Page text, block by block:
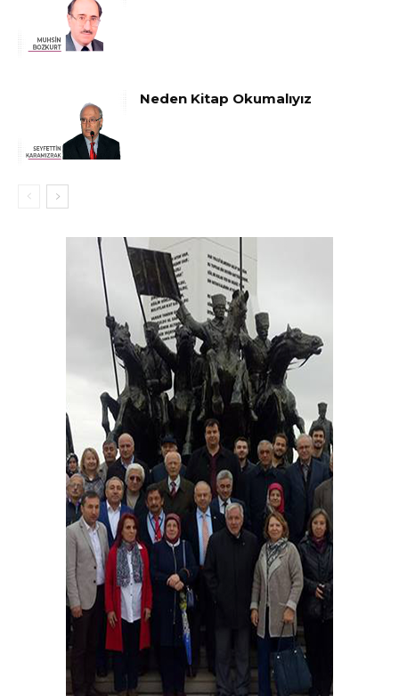
Neden Kitap Okumalıyız